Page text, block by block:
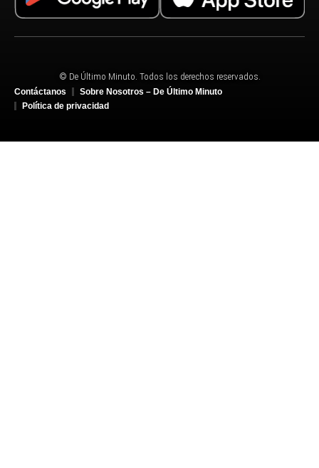
© De Último Minuto. Todos los derechos reservados.
Contáctanos
Sobre Nosotros – De Último Minuto
Política de privacidad